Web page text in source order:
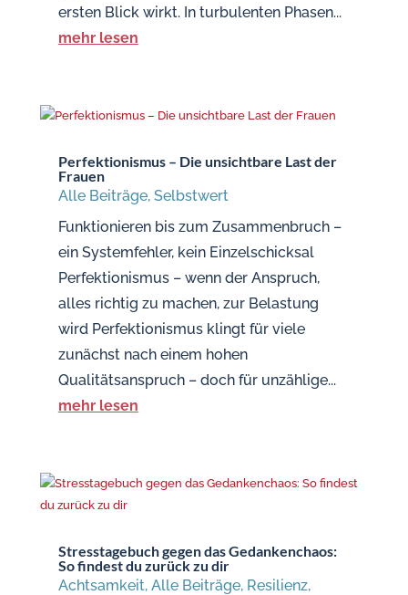
ersten Blick wirkt. In turbulenten Phasen...
mehr lesen
Perfektionismus – Die unsichtbare Last der
Frauen
Alle Beiträge, Selbstwert
Funktionieren bis zum Zusammenbruch –
ein Systemfehler, kein Einzelschicksal
Perfektionismus – wenn der Anspruch,
alles richtig zu machen, zur Belastung
wird Perfektionismus klingt für viele
zunächst nach einem hohen
Qualitätsanspruch – doch für unzählige...
mehr lesen
Stresstagebuch gegen das Gedankenchaos:
So findest du zurück zu dir
Achtsamkeit, Alle Beiträge, Resilienz,